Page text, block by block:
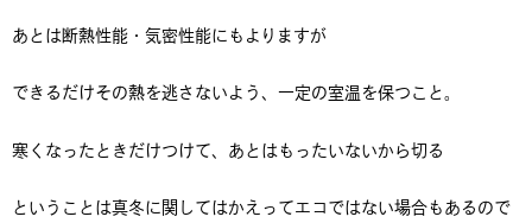
あとは断熱性能・気密性能にもよりますが
できるだけその熱を逃さないよう、一定の室温を保つこと。
寒くなったときだけつけて、あとはもったいないから切る
ということは真冬に関してはかえってエコではない場合もあるので